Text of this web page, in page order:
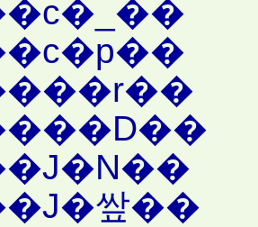
쌒��